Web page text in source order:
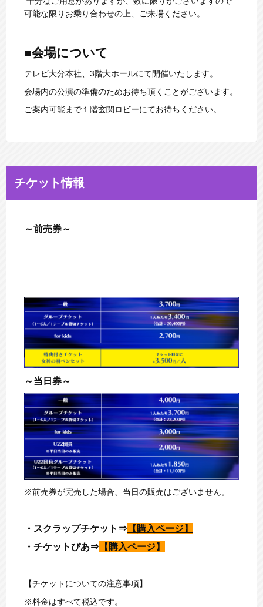
可能な限りお乗り合わせの上、ご来場ください。
■会場について
テレビ大分本社、3階大ホールにて開催いたします。
会場内の公演の準備のためお待ち頂くことがございます。
ご案内可能まで１階玄関ロビーにてお待ちください。
チケット情報
～前売券～
～当日券～
※前売券が完売した場合、当日の販売はございません。
・スクラップチケット⇒ 【購入ページ】
・チケットぴあ⇒ 【購入ページ】
【チケットについての注意事項】
※料金はすべて税込です。